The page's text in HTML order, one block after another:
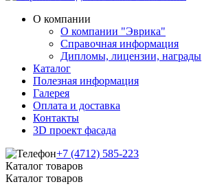
О компании
О компании "Эврика"
Справочная информация
Дипломы, лицензии, награды
Каталог
Полезная информация
Галерея
Оплата и доставка
Контакты
3D проект фасада
+7 (4712) 585-223
Каталог товаров
Каталог товаров